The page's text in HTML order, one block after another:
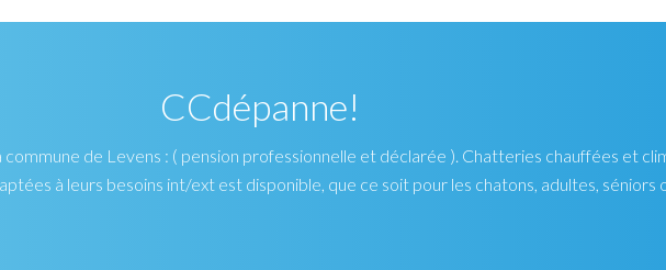
CCdépanne!
de Levens : ( pension professionnelle et déclarée ). Chatteries chauffées et
à leurs besoins int/ext est disponible, que ce soit pour les chatons, adultes, séniors